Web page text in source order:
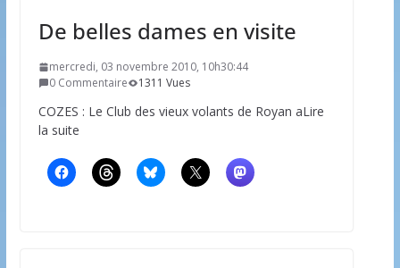
Une solution durable pour l’isolation des
bâtiments avec le chanvre
De belles dames en visite
mercredi, 03 novembre 2010, 10h30:44
0 Commentaire
1311 Vues
COZES : Le Club des vieux volants de Royan aLire
la suite